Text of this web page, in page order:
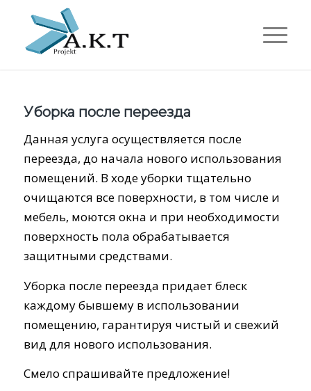
Уборка после переезда
Данная услуга осуществляется после
переезда, до начала нового использования
помещений. В ходе уборки тщательно
очищаются все поверхности, в том числе и
мебель, моются окна и при необходимости
поверхность пола обрабатывается
защитными средствами.
Уборка после переезда придает блеск
каждому бывшему в использовании
помещению, гарантируя чистый и свежий
вид для нового использования.
Смело спрашивайте предложение!